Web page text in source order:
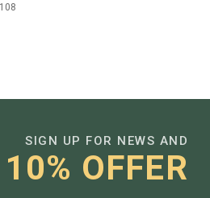
SIGN UP FOR NEWS AND
OFFER